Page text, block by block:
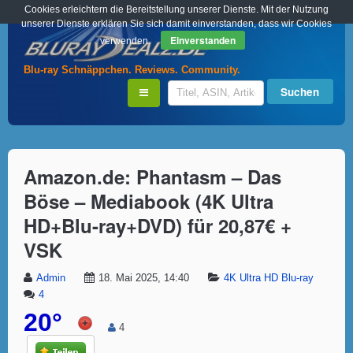
Blu-ray Schnäppchen. Reviews. Community.
Amazon.de: Phantasm – Das
Böse – Mediabook (4K Ultra
HD+Blu-ray+DVD) für 20,87€ +
VSK
Admin 18. Mai 2025, 14:40
4K Ultra HD Blu-ray
4
20° 4
Cookies erleichtern die Bereitstellung unserer Dienste. Mit der Nutzung
unserer Dienste erklären Sie sich damit einverstanden, dass wir Cookies
verwenden.
Einverstanden